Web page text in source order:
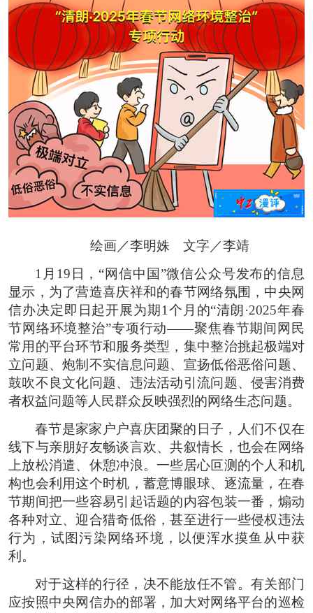
绘画／李明姝 文字／李靖
1月19日，“网信中国”微信公众号发布的信息
显示，为了营造喜庆祥和的春节网络氛围，中央网
信办决定即日起开展为期1个月的“清朗·2025年春
节网络环境整治”专项行动——聚焦春节期间网民
常用的平台环节和服务类型，集中整治挑起极端对
立问题、炮制不实信息问题、宣扬低俗恶俗问题、
鼓吹不良文化问题、违法活动引流问题、侵害消费
者权益问题等人民群众反映强烈的网络生态问题。
春节是家家户户喜庆团聚的日子，人们不仅在
线下与亲朋好友畅谈言欢、共叙情长，也会在网络
上放松消遣、休憩冲浪。一些居心叵测的个人和机
构也会利用这个时机，蓄意博眼球、逐流量，在春
节期间把一些容易引起话题的内容包装一番，煽动
各种对立、迎合猎奇低俗，甚至进行一些侵权违法
行为，试图污染网络环境，以便浑水摸鱼从中获
利。
对于这样的行径，决不能放任不管。有关部门
应按照中央网信办的部署，加大对网络平台的巡检